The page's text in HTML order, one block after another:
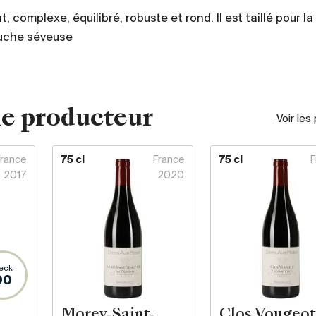
complexe, équilibré, robuste et rond. Il est taillé pour la
séveuse
producteur Voir les
2017
75 cl
France
2020
75 cl